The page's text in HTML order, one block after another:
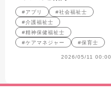
#アプリ
#社会福祉士
#介護福祉士
#精神保健福祉士
#ケアマネジャー
#保育士
2026/05/11 00:00